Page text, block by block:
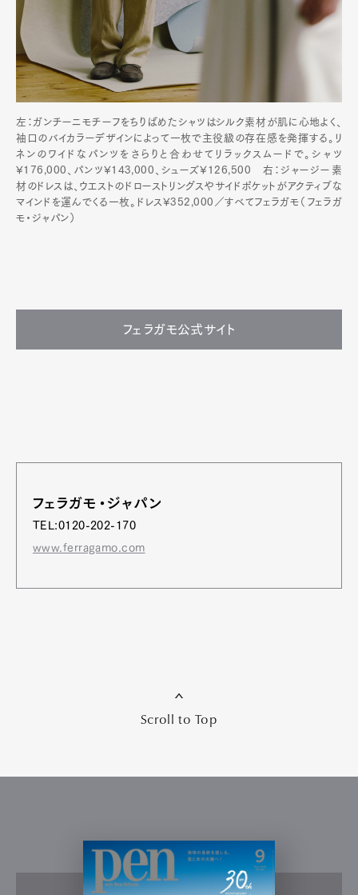
左：ガンチーニモチーフをちりばめたシャツはシルク素材が肌に心地よく、
袖口のバイカラーデザインによって一枚で主役級の存在感を発揮する。リ
ネンのワイドなパンツをさらりと合わせてリラックスムードで。シャツ
¥176,000、パンツ¥143,000、シューズ¥126,500 右：ジャージー素
材のドレスは、ウエストのドローストリングスやサイドポケットがアクティブな
マインドを運んでくる一枚。ドレス¥352,000／すべてフェラガモ（フェラガ
モ・ジャパン）
フェラガモ公式サイト
フェラガモ・ジャパン
TEL:0120-202-170
www.ferragamo.com
Scroll to Top